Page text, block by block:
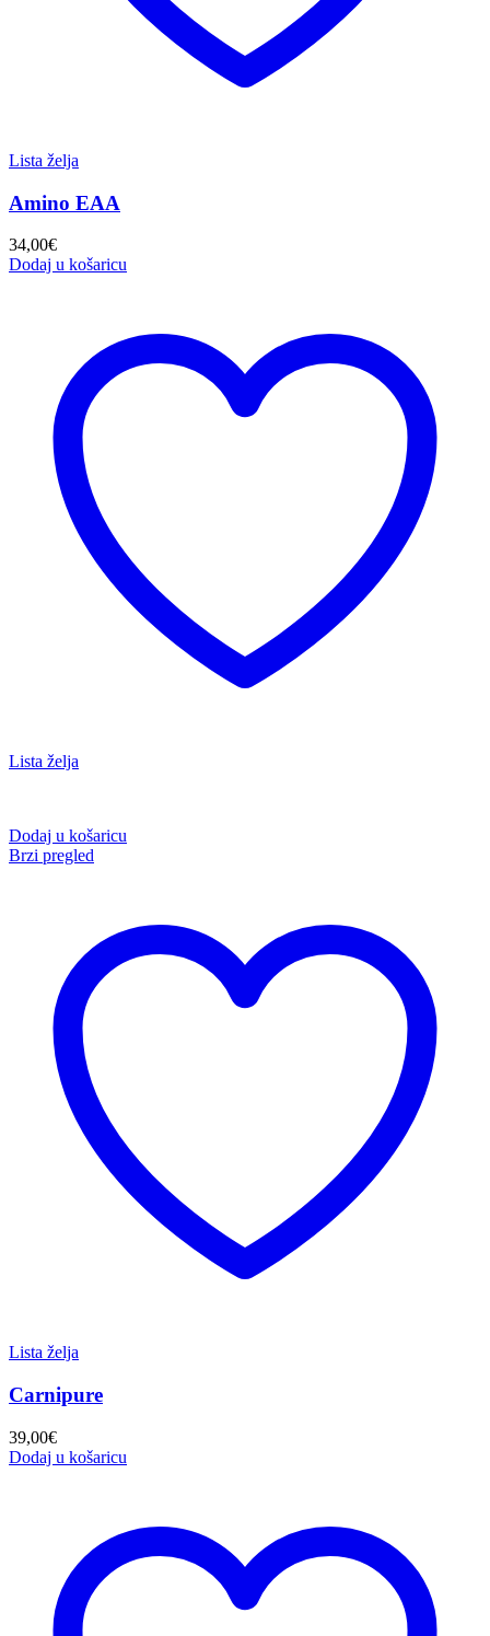
Lista želja
Amino EAA
34,00€
Dodaj u košaricu
Lista želja
Dodaj u košaricu
Brzi pregled
Lista želja
Carnipure
39,00€
Dodaj u košaricu